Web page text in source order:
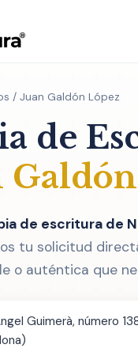
/ Juan Galdón López
de
de escritura de
tu solicitud
o auténtica que
Guimerà, número